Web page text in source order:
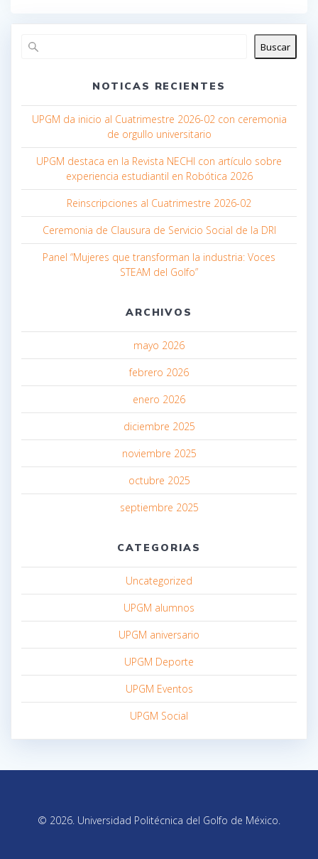
Buscar
NOTICAS RECIENTES
UPGM da inicio al Cuatrimestre 2026-02 con ceremonia
de orgullo universitario
UPGM destaca en la Revista NECHI con artículo sobre
experiencia estudiantil en Robótica 2026
Reinscripciones al Cuatrimestre 2026-02
Ceremonia de Clausura de Servicio Social de la DRI
Panel “Mujeres que transforman la industria: Voces
STEAM del Golfo”
ARCHIVOS
mayo 2026
febrero 2026
enero 2026
diciembre 2025
noviembre 2025
octubre 2025
septiembre 2025
CATEGORIAS
Uncategorized
UPGM alumnos
UPGM aniversario
UPGM Deporte
UPGM Eventos
UPGM Social
© 2026. Universidad Politécnica del Golfo de México.